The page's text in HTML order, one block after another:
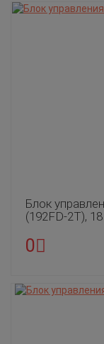
Блок
(192FD-2T),
0